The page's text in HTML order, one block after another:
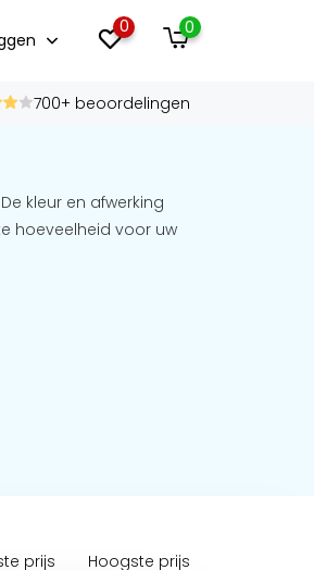
0 0
700+ beoordelingen
kleur en afwerking
hoeveelheid voor uw
prijs Hoogste prijs